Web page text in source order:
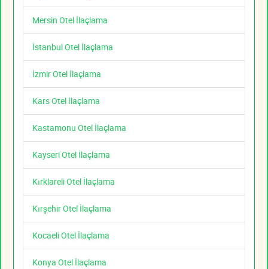
Mersin Otel İlaçlama
İstanbul Otel İlaçlama
İzmir Otel İlaçlama
Kars Otel İlaçlama
Kastamonu Otel İlaçlama
Kayseri Otel İlaçlama
Kırklareli Otel İlaçlama
Kırşehir Otel İlaçlama
Kocaeli Otel İlaçlama
Konya Otel İlaçlama